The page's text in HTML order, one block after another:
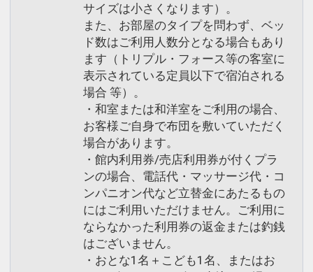
サイズは小さくなります）。
また、お部屋のタイプを問わず、ベッ
ド数はご利用人数分となる場合もあり
ます（トリプル・フォース等の客室に
表示されている定員以下で宿泊される
場合 等）。
・和室または和洋室をご利用の場合、
お客様ご自身で布団を敷いていただく
場合があります。
・館内利用券/売店利用券が付くプラ
ンの場合、電話代・マッサージ代・コ
ンパニオン代など立替金にあたるもの
にはご利用いただけません。ご利用に
ならなかった利用券の返金または釣銭
はございません。
・おとな1名＋こども1名、またはお